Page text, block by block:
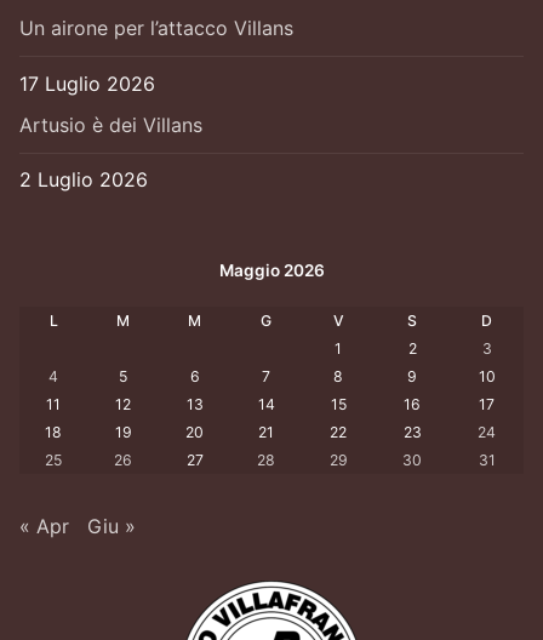
Un airone per l’attacco Villans
17 Luglio 2026
Artusio è dei Villans
2 Luglio 2026
Maggio 2026
L M M G V S
D
1
2
3
4
5 6 7 8 9
10
11
12 13 14 15 16
17
18
19 20 21 22 23
24
25
26 27 28 29 30 31
« Apr Giu »